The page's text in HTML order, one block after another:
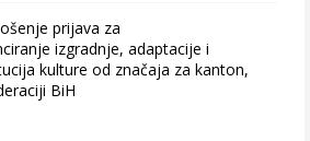
prijava za
izgradnje, adaptacije i
kulture od značaja za kanton,
BiH